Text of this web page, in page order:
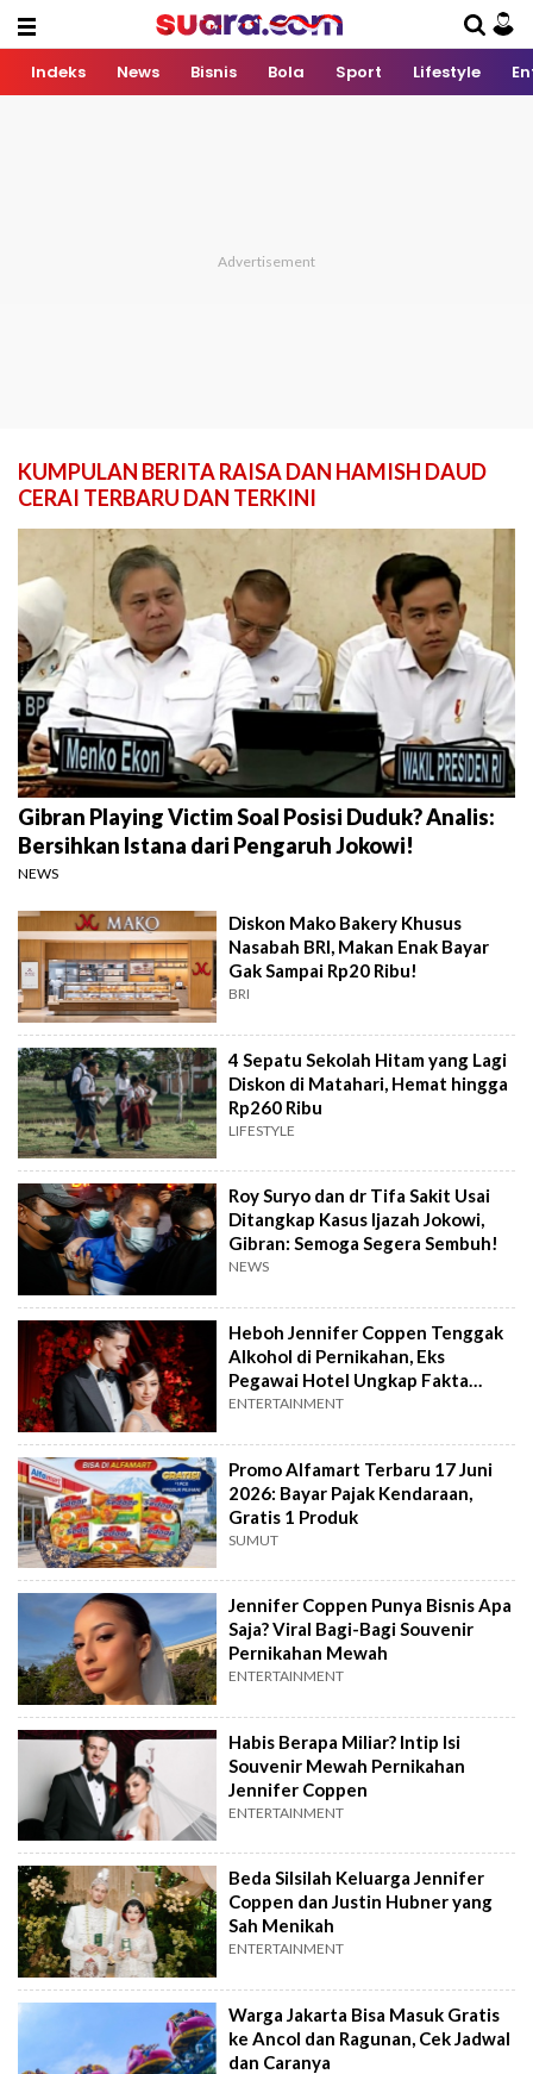
Indeks News Bisnis Bola Sport Lifestyle
KUMPULAN BERITA RAISA DAN HAMISH DAUD
CERAI TERBARU DAN TERKINI
Gibran Playing Victim Soal Posisi Duduk? Analis:
Bersihkan Istana dari Pengaruh Jokowi!
NEWS
Diskon Mako Bakery Khusus
Nasabah BRI, Makan Enak Bayar
Gak Sampai Rp20 Ribu!
BRI
4 Sepatu Sekolah Hitam yang Lagi
Diskon di Matahari, Hemat hingga
Rp260 Ribu
LIFESTYLE
Roy Suryo dan dr Tifa Sakit Usai
Ditangkap Kasus Ijazah Jokowi,
Gibran: Semoga Segera Sembuh!
NEWS
Heboh Jennifer Coppen Tenggak
Alkohol di Pernikahan, Eks
Pegawai Hotel Ungkap Fakta
Mengejutkan
ENTERTAINMENT
Promo Alfamart Terbaru 17 Juni
2026: Bayar Pajak Kendaraan,
Gratis 1 Produk
SUMUT
Jennifer Coppen Punya Bisnis Apa
Saja? Viral Bagi-Bagi Souvenir
Pernikahan Mewah
ENTERTAINMENT
Habis Berapa Miliar? Intip Isi
Souvenir Mewah Pernikahan
Jennifer Coppen
ENTERTAINMENT
Beda Silsilah Keluarga Jennifer
Coppen dan Justin Hubner yang
Sah Menikah
ENTERTAINMENT
Warga Jakarta Bisa Masuk Gratis
ke Ancol dan Ragunan, Cek Jadwal
dan Caranya